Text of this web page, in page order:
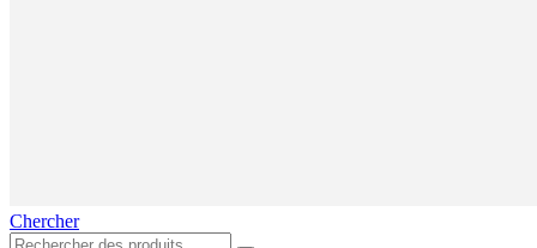
Chercher